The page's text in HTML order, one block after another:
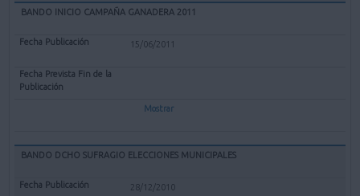
BANDO INICIO CAMPAÑA GANADERA 2011
15/06/2011
Mostrar
BANDO DCHO SUFRAGIO ELECCIONES MUNICIPALES
28/12/2010